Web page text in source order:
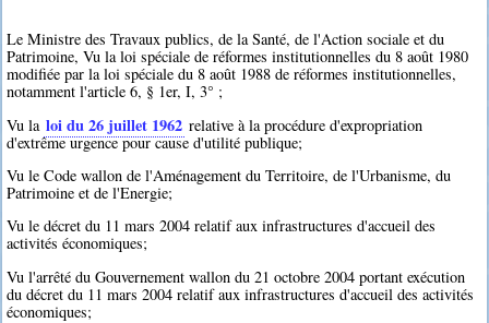
Le Ministre des Travaux publics, de la Santé, de l'Action sociale et du
Patrimoine, Vu la loi spéciale de réformes institutionnelles du 8 août 1980
modifiée par la loi spéciale du 8 août 1988 de réformes institutionnelles,
notamment l'article 6, § 1er, I, 3° ;
Vu la loi du 26 juillet 1962 relative à la procédure d'expropriation
d'extrême urgence pour cause d'utilité publique;
Vu le Code wallon de l'Aménagement du Territoire, de l'Urbanisme, du
Patrimoine et de l'Energie;
Vu le décret du 11 mars 2004 relatif aux infrastructures d'accueil des
activités économiques;
Vu l'arrêté du Gouvernement wallon du 21 octobre 2004 portant exécution
du décret du 11 mars 2004 relatif aux infrastructures d'accueil des activités
économiques;